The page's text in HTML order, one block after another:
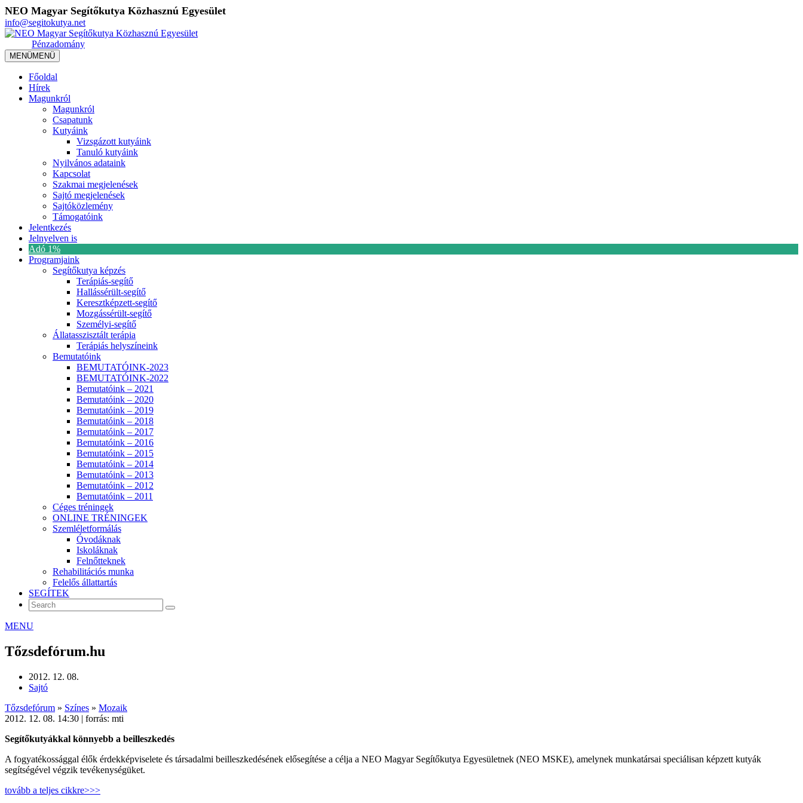
NEO Magyar Segítőkutya Közhasznú Egyesület
info@segitokutya.net
Pénzadomány
MENÜMENÜ
Főoldal
Hírek
Magunkról
Magunkról
Csapatunk
Kutyáink
Vizsgázott kutyáink
Tanuló kutyáink
Nyilvános adataink
Kapcsolat
Szakmai megjelenések
Sajtó megjelenések
Sajtóközlemény
Támogatóink
Jelentkezés
Jelnyelven is
Adó 1%
Programjaink
Segítőkutya képzés
Terápiás-segítő
Hallássérült-segítő
Keresztképzett-segítő
Mozgássérült-segítő
Személyi-segítő
Állatasszisztált terápia
Terápiás helyszíneink
Bemutatóink
BEMUTATÓINK-2023
BEMUTATÓINK-2022
Bemutatóink – 2021
Bemutatóink – 2020
Bemutatóink – 2019
Bemutatóink – 2018
Bemutatóink – 2017
Bemutatóink – 2016
Bemutatóink – 2015
Bemutatóink – 2014
Bemutatóink – 2013
Bemutatóink – 2012
Bemutatóink – 2011
Céges tréningek
ONLINE TRÉNINGEK
Szemléletformálás
Óvodáknak
Iskoláknak
Felnőtteknek
Rehabilitációs munka
Felelős állattartás
SEGÍTEK
MENU
Tőzsdefórum.hu
2012. 12. 08.
Sajtó
Tőzsdefórum » Színes » Mozaik
2012. 12. 08. 14:30 | forrás: mti
Segítőkutyákkal könnyebb a beilleszkedés
A fogyatékossággal élők érdekképviselete és társadalmi beilleszkedésének elősegítése a célja a NEO Magyar Segítőkutya Egyesületnek (NEO MSKE), amelynek munkatársai speciálisan képzett kutyák
segítségével végzik tevékenységüket.
tovább a teljes cikkre>>>